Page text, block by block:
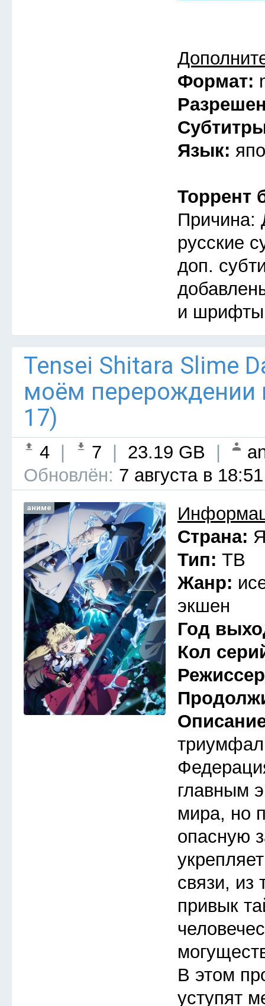
Формат:
Язык:
Торрент
Причина:
русские
доп.
и
Tensei Shitara Slime
моём перерождении
17)
4 7 23.19 GB
Обновлён: 7 августа в 18:51
аниме
Страна:
Тип: ТВ
Жанр:
экшен
Год
Кол
главным
мира, но
опасную
связи, из
привык
В этом
уступят